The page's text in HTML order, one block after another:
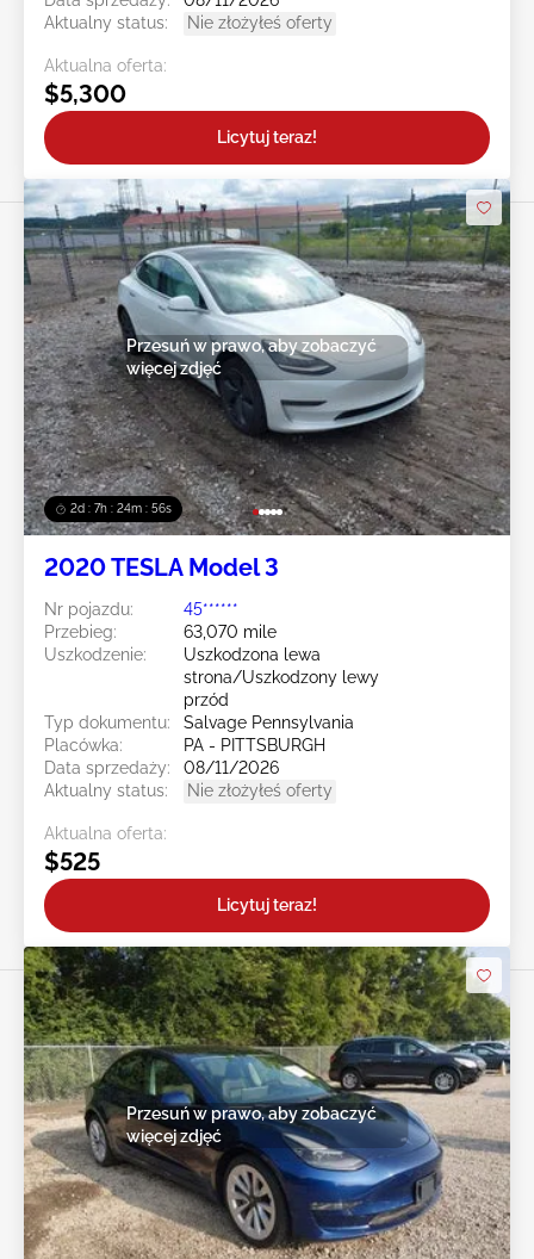
Aktualny status:
Nie złożyłeś oferty
Aktualna oferta:
$5,300
Licytuj teraz!
2d : 7h : 24m : 54s
Przesuń w prawo, aby zobaczyć
więcej zdjęć
2020 TESLA Model 3
Nr pojazdu:
45******
Przebieg:
63,070 mile
Uszkodzenie:
Uszkodzona lewa
strona/Uszkodzony lewy
przód
Typ dokumentu:
Salvage Pennsylvania
Placówka:
PA - PITTSBURGH
Data sprzedaży:
08/11/2026
Aktualny status:
Nie złożyłeś oferty
Aktualna oferta:
$525
Licytuj teraz!
Przesuń w prawo, aby zobaczyć
więcej zdjęć